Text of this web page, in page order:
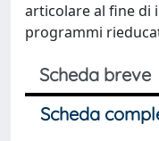
articolare al fine di
programmi
Scheda breve
Scheda